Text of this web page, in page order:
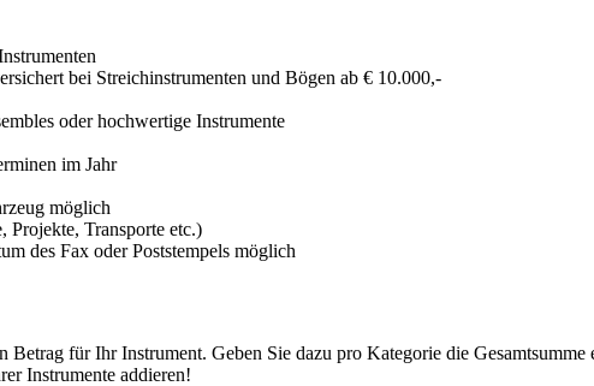
bei Streichinstrumenten und Bögen ab € 10.000,-
oder hochwertige Instrumente
im Jahr
möglich
Projekte, Transporte etc.)
des Fax oder Poststempels möglich
Betrag für Ihr Instrument. Geben Sie dazu pro Kategorie die
Instrumente addieren!